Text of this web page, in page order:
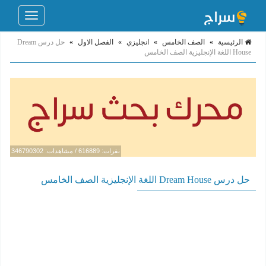
Toggle
الرئيسية » الصف الخامس » انجليزي » الفصل الاول »
حل درس Dream
House اللغة الإنجليزية الصف الخامس
نقرات: 616889 / مشاهدات: 346790302
حل درس Dream House اللغة الإنجليزية الصف الخامس